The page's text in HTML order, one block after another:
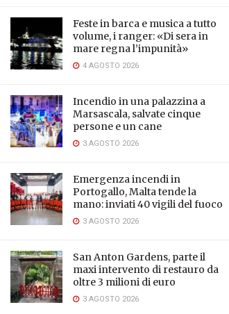
Feste in barca e musica a tutto
volume, i ranger: «Di sera in
mare regna l’impunità»
4 AGOSTO 2026
Incendio in una palazzina a
Marsascala, salvate cinque
persone e un cane
3 AGOSTO 2026
Emergenza incendi in
Portogallo, Malta tende la
mano: inviati 40 vigili del fuoco
3 AGOSTO 2026
San Anton Gardens, parte il
maxi intervento di restauro da
oltre 3 milioni di euro
3 AGOSTO 2026